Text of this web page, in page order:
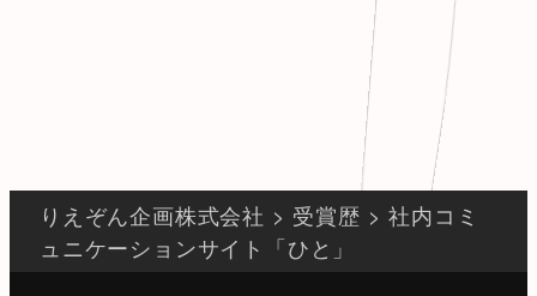
りえぞん企画株式会社 > 受賞歴 >社内コミ
ュニケーションサイト「ひと」